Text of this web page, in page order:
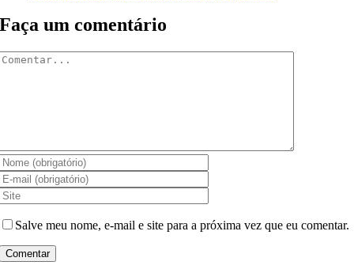
Faça um comentário
Salve meu nome, e-mail e site para a próxima vez que eu comentar.